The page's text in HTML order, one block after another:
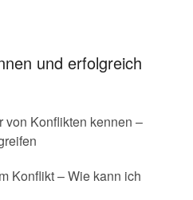
und erfolgreich
von Konflikten kennen –
Konflikt – Wie kann ich